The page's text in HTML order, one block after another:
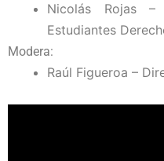
Nicolás Rojas
Estudiantes
Modera:
Raúl Figueroa –